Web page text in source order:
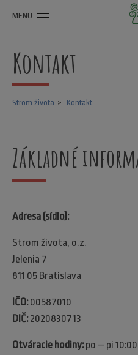
MENU
Kontakt
Strom života Kontakt
Základné
Adresa (sídlo):
Strom života, o.z.
Jelenia 7
811 05 Bratislava
IČO:00587010
DIČ:2020830713
Otváracie hodiny:po – pi